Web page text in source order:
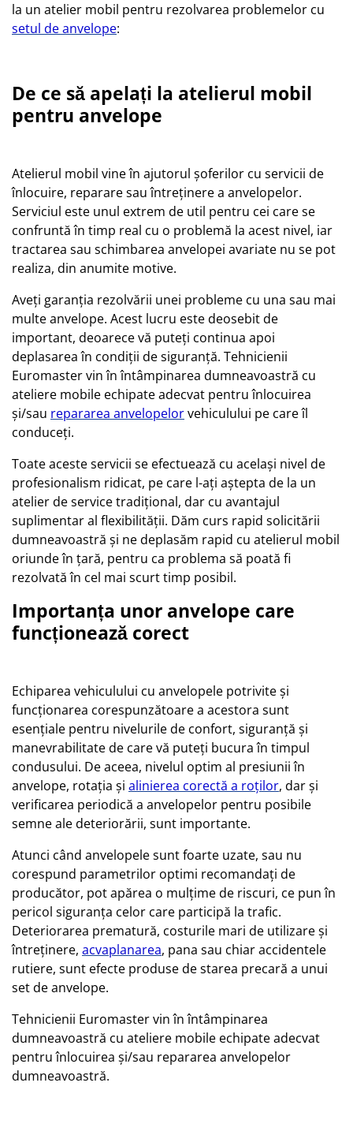
la un atelier mobil pentru rezolvarea problemelor cu
setul de anvelope:
De ce să apelați la atelierul mobil
pentru anvelope
Atelierul mobil vine în ajutorul șoferilor cu servicii de
înlocuire, reparare sau întreținere a anvelopelor.
Serviciul este unul extrem de util pentru cei care se
confruntă în timp real cu o problemă la acest nivel, iar
tractarea sau schimbarea anvelopei avariate nu se pot
realiza, din anumite motive.
Aveți garanția rezolvării unei probleme cu una sau mai
multe anvelope. Acest lucru este deosebit de
important, deoarece vă puteți continua apoi
deplasarea în condiții de siguranță. Tehnicienii
Euromaster vin în întâmpinarea dumneavoastră cu
ateliere mobile echipate adecvat pentru înlocuirea
și/sau repararea anvelopelorvehiculului pe care îl
conduceți.
Toate aceste servicii se efectuează cu același nivel de
profesionalism ridicat, pe care l-ați aștepta de la un
atelier de service tradițional, dar cu avantajul
suplimentar al flexibilității. Dăm curs rapid solicitării
dumneavoastră și ne deplasăm rapid cu atelierul mobil
oriunde în țară, pentru ca problema să poată fi
rezolvată în cel mai scurt timp posibil.
Importanța unor anvelope care
funcționează corect
Echiparea vehiculului cu anvelopele potrivite și
funcționarea corespunzătoare a acestora sunt
esențiale pentru nivelurile de confort, siguranță și
manevrabilitate de care vă puteți bucura în timpul
condusului. De aceea, nivelul optim al presiunii în
anvelope, rotația și alinierea corectă a roților, dar și
verificarea periodică a anvelopelor pentru posibile
semne ale deteriorării, sunt importante.
Atunci când anvelopele sunt foarte uzate, sau nu
corespund parametrilor optimi recomandați de
producător, pot apărea o mulțime de riscuri, ce pun în
pericol siguranța celor care participă la trafic.
Deteriorarea prematură, costurile mari de utilizare și
întreținere, acvaplanarea, pana sau chiar accidentele
rutiere, sunt efecte produse de starea precară a unui
set de anvelope.
Tehnicienii Euromaster vin în întâmpinarea
dumneavoastră cu ateliere mobile echipate adecvat
pentru înlocuirea și/sau repararea anvelopelor
dumneavoastră.